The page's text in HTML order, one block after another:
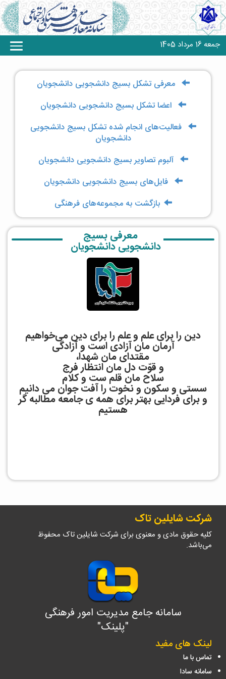
جمعه 16 مرداد 1405
معرفی تشکل‌ بسیج دانشجویی دانشجویان
اعضا تشکل‌ بسیج دانشجویی دانشجویان
فعالیت‌های انجام شده تشکل‌ بسیج دانشجویی
دانشجویان
آلبوم تصاویر بسیج دانشجویی دانشجویان
فایل‌های بسیج دانشجویی دانشجویان
بازگشت به مجموعه‌های فرهنگی
معرفی بسیج
دانشجویی دانشجویان
دین را برای علم و علم را برای دین می‌خواهیم
آرمان مان آزادی است و آزادگی
مقتدای مان شهدا،
و قوّت دل مان انتظار فرج
سلاح مان قلم ست و کلام
سستی و سکون و نخوت را آفت جوان می دانیم
و برای فردایی بهتر برای همه ی جامعه مطالبه گر
هستیم
شرکت شایلین تاک
کلیه حقوق مادی و معنوی برای شرکت شایلین تاک محفوظ
می‌باشد.
سامانه جامع مدیریت امور فرهنگی
"پلینک"
لینک های مفید
تماس با ما
سامانه سادا